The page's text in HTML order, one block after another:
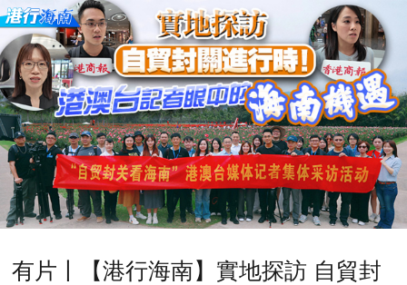
有片丨【港行海南】實地探訪 自貿封